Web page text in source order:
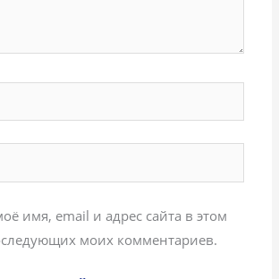
имя, email и адрес сайта в этом
моих комментариев.